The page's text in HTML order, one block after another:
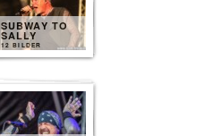
SUBWAY TO
SALLY
12 BILDER